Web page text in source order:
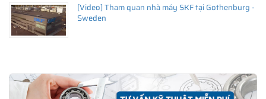
[Video] Tham quan nhà máy SKF tại Gothenburg -
Sweden